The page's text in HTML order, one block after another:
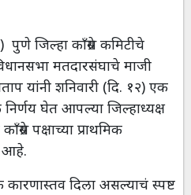
जिल्हा काँग्रेस कमिटीचे
मतदारसंघाचे माजी
यांनी शनिवारी (दि. १२) एक
घेत आपल्या जिल्हाध्यक्ष
पक्षाच्या प्राथमिक
आहे.
कारणास्तव दिला असल्याचं स्पष्ट